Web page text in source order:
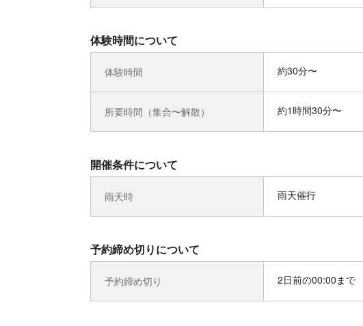
体験時間について
体験時間 約30分〜
所要時間（集合〜解散） 約1時間30分〜
開催条件について
雨天時 雨天催行
予約締め切りについて
予約締め切り 2日前の00:00まで